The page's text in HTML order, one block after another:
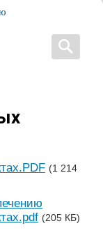
(1 214
(205 КБ)